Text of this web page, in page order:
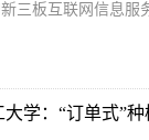
三板互联网信息服